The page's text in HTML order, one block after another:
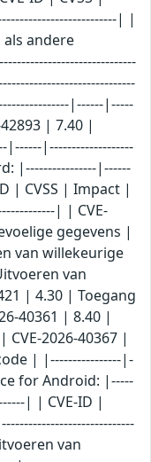
| |
als andere
|------|-----
42893 | 7.40 |
|-------------------
|----------------|------
| CVSS | Impact |
| | CVE-
gegevens |
van willekeurige
van
| 4.30 | Toegang
40361 | 8.40 |
2026-40367 |
| |----------------|-
for Android: |-----
| | CVE-ID |
van